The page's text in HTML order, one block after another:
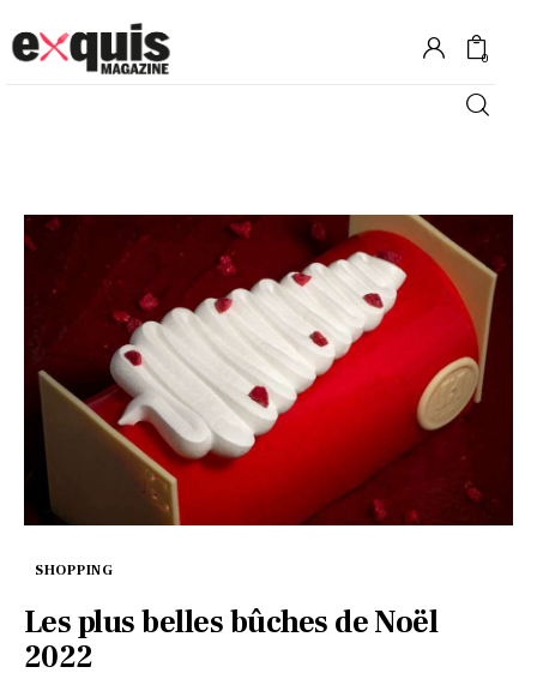
0
Gastronomie
Recettes
Shopping
Évènements
SHOPPING
Les plus belles bûches de Noël
2022